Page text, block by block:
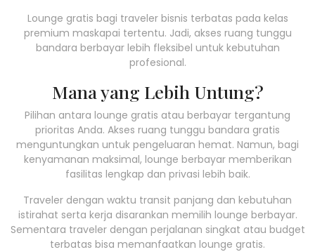
Lounge gratis bagi traveler bisnis terbatas pada kelas
premium maskapai tertentu. Jadi, akses ruang tunggu
bandara berbayar lebih fleksibel untuk kebutuhan
profesional.
Mana yang Lebih Untung?
Pilihan antara lounge gratis atau berbayar tergantung
prioritas Anda. Akses ruang tunggu bandara gratis
menguntungkan untuk pengeluaran hemat. Namun, bagi
kenyamanan maksimal, lounge berbayar memberikan
fasilitas lengkap dan privasi lebih baik.
Traveler dengan waktu transit panjang dan kebutuhan
istirahat serta kerja disarankan memilih lounge berbayar.
Sementara traveler dengan perjalanan singkat atau budget
terbatas bisa memanfaatkan lounge gratis.